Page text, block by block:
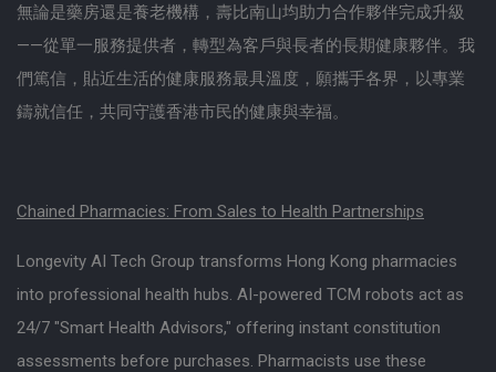
無論是藥房還是養老機構，壽比南山均助力合作夥伴完成升級
——從單一服務提供者，轉型為客戶與長者的長期健康夥伴。我
們篤信，貼近生活的健康服務最具溫度，願攜手各界，以專業
鑄就信任，共同守護香港市民的健康與幸福。
Chained Pharmacies: From Sales to Health Partnerships
Longevity AI Tech Group transforms Hong Kong pharmacies
into professional health hubs. AI-powered TCM robots act as
24/7 "Smart Health Advisors," offering instant constitution
assessments before purchases. Pharmacists use these